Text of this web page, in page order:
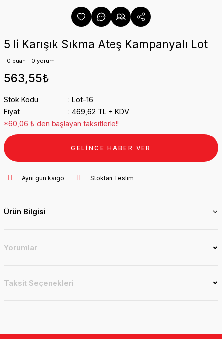
5 li Karışık Sıkma Ateş Kampanyalı Lot
0 puan - 0 yorum
563,55₺
Stok Kodu
Lot-16
Fiyat
469,62 TL + KDV
*60,06 ₺ den başlayan taksitlerle!!
GELİNCE HABER VER
Aynı gün kargo Stoktan Teslim
Ürün Bilgisi
Yorumlar
Taksit Seçenekleri